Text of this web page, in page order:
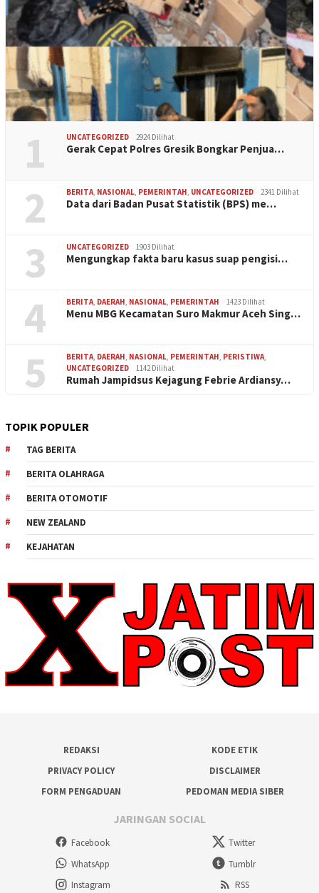
1 UNCATEGORIZED 2924 Dilihat
Gerak Cepat Polres Gresik Bongkar Penjua…
2 BERITA, NASIONAL, PEMERINTAH, UNCATEGORIZED 2341 Dilihat
Data dari Badan Pusat Statistik (BPS) me…
3 UNCATEGORIZED 1903 Dilihat
Mengungkap fakta baru kasus suap pengisi…
4 BERITA, DAERAH, NASIONAL, PEMERINTAH 1423 Dilihat
Menu MBG Kecamatan Suro Makmur Aceh Sing…
5 BERITA, DAERAH, NASIONAL, PEMERINTAH, PERISTIWA,
UNCATEGORIZED
1142 Dilihat
Rumah Jampidsus Kejagung Febrie Ardiansy…
TOPIK POPULER
TAG BERITA
BERITA OLAHRAGA
BERITA OTOMOTIF
NEW ZEALAND
KEJAHATAN
REDAKSI
KODE ETIK
PRIVACY POLICY
DISCLAIMER
FORM PENGADUAN
PEDOMAN MEDIA SIBER
JARINGAN SOCIAL
Facebook
Twitter
WhatsApp
Tumblr
Instagram
RSS